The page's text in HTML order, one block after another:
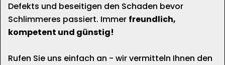
Defekts und beseitigen den Schaden bevor
Schlimmeres passiert. Immer freundlich,
kompetent und günstig!
Rufen Sie uns einfach an - wir vermitteln Ihnen den